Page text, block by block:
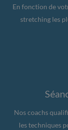
En fonction de
stretching les
Nos coachs
les techniques